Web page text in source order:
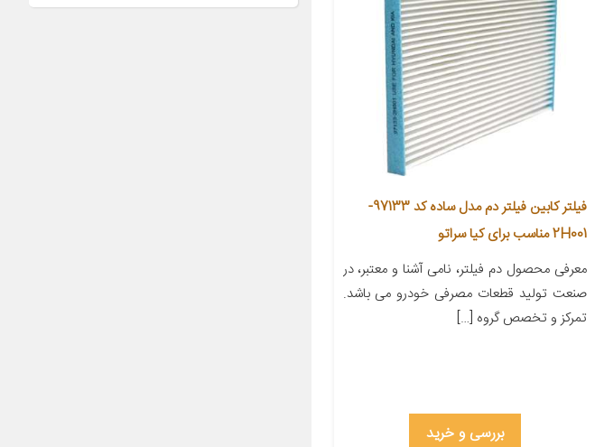
فیلتر کابین فیلتر دم مدل ساده کد 97133-
2H001 مناسب برای کیا سراتو
معرفی محصول دم فیلتر، نامی آشنا و معتبر، در
صنعت تولید قطعات مصرفی خودرو می باشد.
تمرکز و تخصص گروه […]
بررسی و خرید